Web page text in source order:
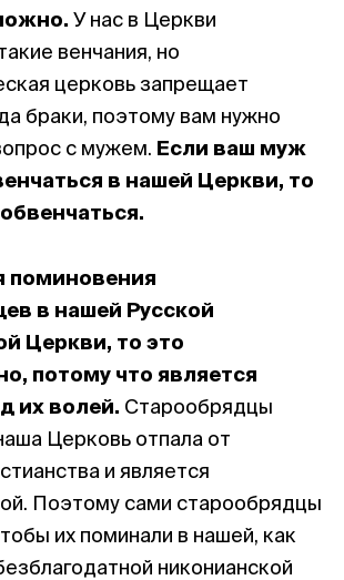
У нас в Церкви
венчания, но
церковь запрещает
браки, поэтому вам нужно
с мужем. Если ваш муж
в нашей Церкви, то
поминовения
в нашей Русской
Церкви, то это
потому что является
их волей. Старообрядцы
Церковь отпала от
и является
Поэтому сами старообрядцы
их поминали в нашей, как
никонианской